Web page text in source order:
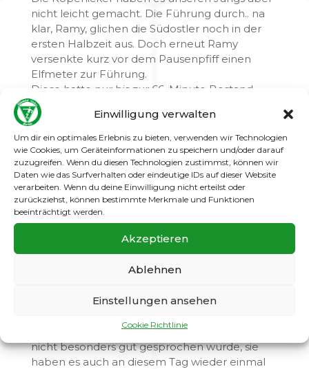
Einwilligung verwalten
Um dir ein optimales Erlebnis zu bieten, verwenden wir Technologien
wie Cookies, um Geräteinformationen zu speichern und/oder darauf
zuzugreifen. Wenn du diesen Technologien zustimmst, können wir
Daten wie das Surfverhalten oder eindeutige IDs auf dieser Website
verarbeiten. Wenn du deine Einwilligung nicht erteilst oder
zurückziehst, können bestimmte Merkmale und Funktionen
beeinträchtigt werden.
Akzeptieren
Ablehnen
Einstellungen ansehen
Cookie Richtlinie
nicht leicht gemacht. Die Führung durch.. na
klar, Ramy, glichen die Südostler noch in der
ersten Halbzeit aus. Doch erneut Ramy
versenkte kurz vor dem Pausenpfiff einen
Elfmeter zur Führung.
Diese hatte nur bis zur 66. Minute Bestand.
Doch unsere wirklich tolle Mannschaft zeigte
wie so oft in dieser Saison Moral, Kampfgeist,
Willen und Einsatzbereitschaft und kam durch
den noch in der ersten Halbzeit
eingewechselten Pereira dos Santos zum
letztlich verdienten 3:2. Aufgelegt hat das Tor
unser Phänomen. Ramy, der nun in seinen 26
Spielen 54 Buden erzielt hat und etliche
Vorlagen gab. Einen Spieler wie ihn muss man
lange suchen – und findet ihn ohnehin nur in
Gatow!
Damit haben wir die (erneute) Vorlage von
Biesdorf verloren hat.
Spieler von einigen „Fans“ in der letzten Zeit
nicht besonders gut gesprochen wurde, sie
haben es auch an diesem Tag wieder einmal